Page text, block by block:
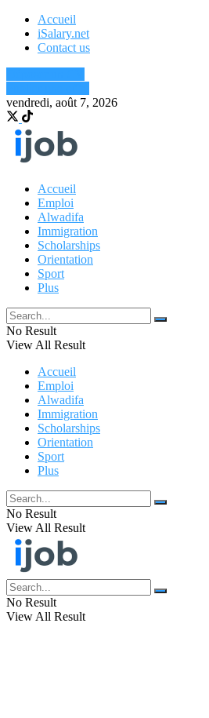
Accueil
iSalary.net
Contact us
vendredi, août 7, 2026
Accueil
Emploi
Alwadifa
Immigration
Scholarships
Orientation
Sport
Plus
No Result
View All Result
Accueil
Emploi
Alwadifa
Immigration
Scholarships
Orientation
Sport
Plus
No Result
View All Result
No Result
View All Result